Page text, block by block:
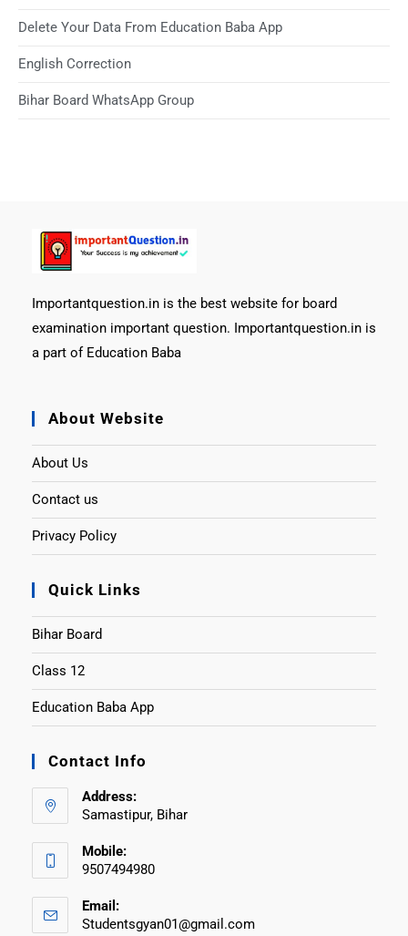
Delete Your Data From Education Baba App
English Correction
Bihar Board WhatsApp Group
Importantquestion.in is the best website for board
examination important question. Importantquestion.in is
a part of Education Baba
About Website
About Us
Contact us
Privacy Policy
Quick Links
Bihar Board
Class 12
Education Baba App
Contact Info
Address:
Samastipur, Bihar
Mobile:
9507494980
Email:
Studentsgyan01@gmail.com